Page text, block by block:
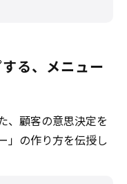
る、メニュー
、顧客の意思決定を
」の作り方を伝授し